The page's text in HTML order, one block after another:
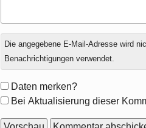
Antwort
zu
Die angegebene E-Mail-Adresse wird
Benachrichtigungen verwendet.
Formular-
Optionen
Daten merken?
Bei Aktualisierung dieser